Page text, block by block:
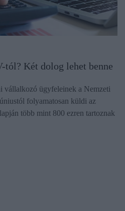
tól? Két dolog lehet benne
vállalkozó ügyfeleinek a Nemzeti
folyamatosan küldi az
több mint 800 ezren tartoznak